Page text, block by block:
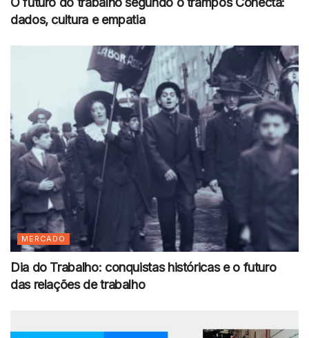
dados, cultura e empatia
MERCADO
Dia do Trabalho: conquistas históricas e o futuro
das relações de trabalho